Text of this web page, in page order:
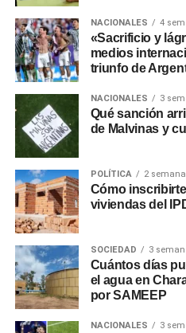
NACIONALES 4
«Sacrificio y
medios
triunfo de
NACIONALES 3
Qué sanción
de Malvinas y
POLÍTICA 2
Cómo
viviendas del
SOCIEDAD 3
Cuántos días
el agua en
por SAMEEP
NACIONALES 3